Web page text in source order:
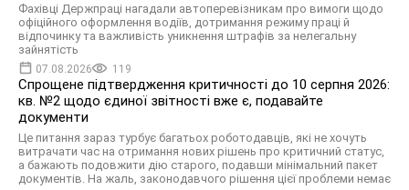
Фахівці Держпраці нагадали автоперевізникам про вимоги щодо
офіційного оформлення водіїв, дотримання режиму праці й
відпочинку та важливість уникнення штрафів за нелегальну
зайнятість
07.08.2026 119
Спрощене підтвердження критичності до 10 серпня 2026:
кв. №2 щодо єдиної звітності вже є, подавайте
документи
Це питання зараз турбує багатьох роботодавців, які не хочуть
витрачати час на отримання нових рішень про критичний статус,
а бажають подовжити дію старого, подавши мінімальний пакет
документів. На жаль, законодавчого рішення цієї проблеми немає